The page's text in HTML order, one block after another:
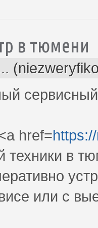
в тюмени
href=
техники в
или с